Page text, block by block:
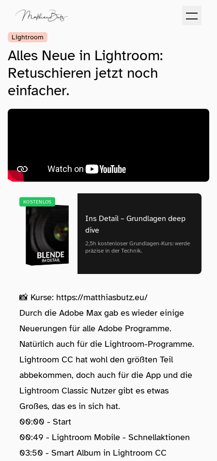
Lightroom
Alles Neue in Lightroom:
Retuschieren jetzt noch
einfacher.
KOSTENLOS
Ins Detail – Grundlagen deep
dive
2,5h kostenloser Grundlagen‑Kurs: werde
präzise in der Technik.
📸 Kurse: https://matthiasbutz.eu/
Durch die Adobe Max gab es wieder einige
Neuerungen für alle Adobe Programme.
Natürlich auch für die Lightroom-Programme.
Lightroom CC hat wohl den größten Teil
abbekommen, doch auch für die App und die
Lightroom Classic Nutzer gibt es etwas
Großes, das es in sich hat.
00:00 - Start
00:49 - Lightroom Mobile - Schnellaktionen
03:50 - Smart Album in Lightroom CC